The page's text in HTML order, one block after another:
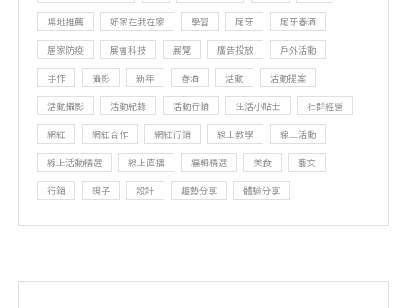
場地推薦 好家在我在家 學習 尾牙 尾牙春酒
居家防疫 展會科技 展覽 廣告投放 戶外活動
手作 攝影 新年 春酒 活動 活動提案
活動攝影 活動紀錄 活動行銷 生活小貼士 社群經營
網紅 網紅合作 網紅行銷 線上教學 線上活動
線上活動精選 線上直播 編輯精選 美食 藝文
行銷 親子 設計 趨勢分享 體驗分享